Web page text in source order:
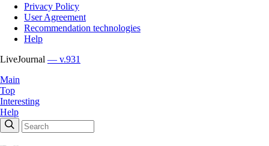
Privacy Policy
User Agreement
Recommendation technologies
Help
LiveJournal — v.931
Main
Top
Interesting
Help